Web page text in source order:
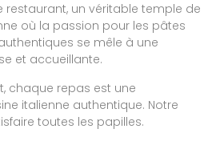
restaurant, un véritable temple de
où la passion pour les pâtes
se mêle à une
et accueillante.
chaque repas est une
italienne authentique. Notre
toutes les papilles.